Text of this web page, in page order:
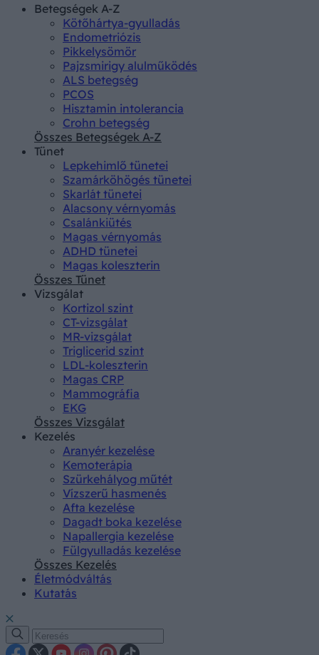
Betegségek A-Z
Kötőhártya-gyulladás
Endometriózis
Pikkelysömör
Pajzsmirigy alulműködés
ALS betegség
PCOS
Hisztamin intolerancia
Crohn betegség
Összes Betegségek A-Z
Tünet
Lepkehimlő tünetei
Szamárköhögés tünetei
Skarlát tünetei
Alacsony vérnyomás
Csalánkiütés
Magas vérnyomás
ADHD tünetei
Magas koleszterin
Összes Tünet
Vizsgálat
Kortizol szint
CT-vizsgálat
MR-vizsgálat
Triglicerid szint
LDL-koleszterin
Magas CRP
Mammográfia
EKG
Összes Vizsgálat
Kezelés
Aranyér kezelése
Kemoterápia
Szürkehályog műtét
Vízszerű hasmenés
Afta kezelése
Dagadt boka kezelése
Napallergia kezelése
Fülgyulladás kezelése
Összes Kezelés
Életmódváltás
Kutatás